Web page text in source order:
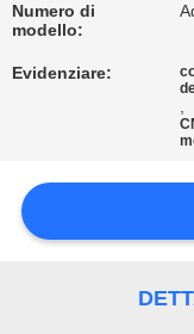
CONTATTICI
CITAZIONE
Numero di
modello:
Evidenziare:
,